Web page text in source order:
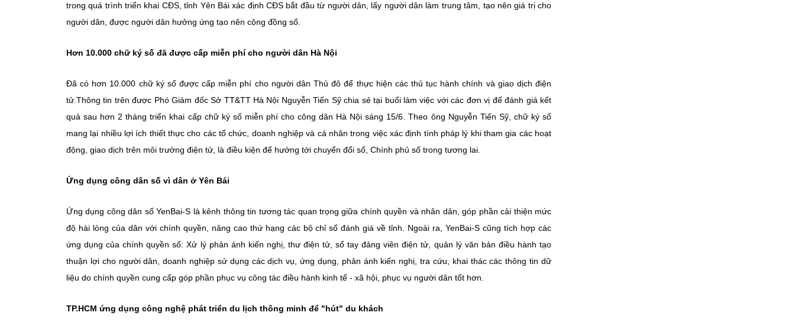
trong quá trình triển khai CĐS, tỉnh Yên Bái xác định CĐS bắt đầu từ người dân, lấy người dân làm trung tâm, tạo nên giá trị cho
người dân, được người dân hưởng ứng tạo nên cộng đồng số.
Hơn 10.000 chữ ký số đã được cấp miễn phí cho người dân Hà Nội
Đã có hơn 10.000 chữ ký số được cấp miễn phí cho người dân Thủ đô để thực hiện các thủ tục hành chính và giao dịch điện
tử.Thông tin trên được Phó Giám đốc Sở TT&TT Hà Nội Nguyễn Tiến Sỹ chia sẻ tại buổi làm việc với các đơn vị để đánh giá kết
quả sau hơn 2 tháng triển khai cấp chữ ký số miễn phí cho công dân Hà Nội sáng 15/6. Theo ông Nguyễn Tiến Sỹ, chữ ký số
mang lại nhiều lợi ích thiết thực cho các tổ chức, doanh nghiệp và cá nhân trong việc xác định tính pháp lý khi tham gia các hoạt
động, giao dịch trên môi trường điện tử, là điều kiện để hướng tới chuyển đổi số, Chính phủ số trong tương lai
Ứng dụng công dân số vì dân ở Yên Bái
Ứng dụng công dân số YenBai-S là kênh thông tin tương tác quan trọng giữa chính quyền và nhân dân, góp phần cải thiện mức
độ hài lòng của dân với chính quyền, nâng cao thứ hạng các bộ chỉ số đánh giá về tỉnh. Ngoài ra, YenBai-S cũng tích hợp các
ứng dụng của chính quyền số: Xử lý phản ánh kiến nghị, thư điện tử, sổ tay đảng viên điện tử, quản lý văn bản điều hành tạo
thuận lợi cho người dân, doanh nghiệp sử dụng các dịch vụ, ứng dụng, phản ánh kiến nghị, tra cứu, khai thác các thông tin dữ
liệu do chính quyền cung cấp góp phần phục vụ công tác điều hành kinh tế - xã hội, phục vụ người dân tốt hơn.
TP.HCM ứng dụng công nghệ phát triển du lịch thông minh để "hút" du khách